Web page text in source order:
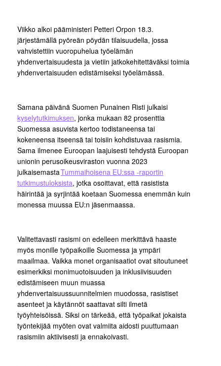
Viikko alkoi pääministeri Petteri Orpon 18.3.
järjestämällä pyöreän pöydän tilaisuudella, jossa
vahvistettiin vuoropuhelua työelämän
yhdenvertaisuudesta ja vietiin jatkokehitettäväksi toimia
yhdenvertaisuuden edistämiseksi työelämässä.
Samana päivänä Suomen Punainen Risti julkaisi
kyselytutkimuksen, jonka mukaan 82 prosenttia
Suomessa asuvista kertoo todistaneensa tai
kokeneensa itseensä tai toisiin kohdistuvaa rasismia.
Sama ilmenee Euroopan laajuisesti tehdystä Euroopan
unionin perusoikeusviraston vuonna 2023
julkaisemastaTummaihoisena EU:ssa -raportin
tutkimustuloksista, jotka osoittavat, että rasistista
häirintää ja syrjintää koetaan Suomessa enemmän kuin
monessa muussa EU:n jäsenmaassa.
Valitettavasti rasismi on edelleen merkittävä haaste
myös monille työpaikoille Suomessa ja ympäri
maailmaa. Vaikka monet organisaatiot ovat sitoutuneet
esimerkiksi monimuotoisuuden ja inklusiivisuuden
edistämiseen muun muassa
yhdenvertaisuussuunnitelmien muodossa, rasistiset
asenteet ja käytännöt saattavat silti ilmetä
työyhteisöissä. Siksi on tärkeää, että työpaikat jokaista
työntekijää myöten ovat valmiita aidosti puuttumaan
rasismiin aktiivisesti ja ennakoivasti.